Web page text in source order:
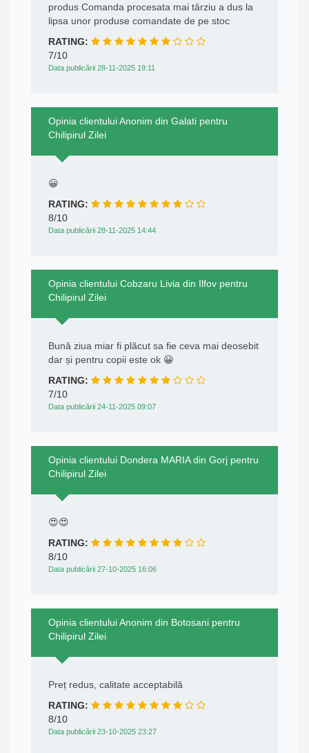
produs Comanda procesata mai târziu a dus la
lipsa unor produse comandate de pe stoc
RATING:
7/10
Data publicării 28-11-2025 19:11
Opinia clientului Anonim din Galati pentru
Chilipirul Zilei
😀
RATING:
8/10
Data publicării 28-11-2025 14:44
Opinia clientului Cobzaru Livia din Ilfov pentru
Chilipirul Zilei
Bună ziua miar fi plăcut sa fie ceva mai deosebit
dar și pentru copii este ok 😀
RATING:
7/10
Data publicării 24-11-2025 09:07
Opinia clientului Dondera MARIA din Gorj pentru
Chilipirul Zilei
😍😍
RATING:
8/10
Data publicării 27-10-2025 16:06
Opinia clientului Anonim din Botosani pentru
Chilipirul Zilei
Preț redus, calitate acceptabilă
RATING:
8/10
Data publicării 23-10-2025 23:27